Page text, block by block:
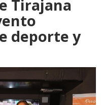
Tirajana
deporte y